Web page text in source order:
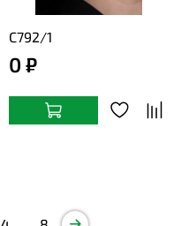
С792/1
0 ₽